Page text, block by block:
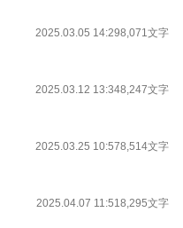
2025.03.05 14:298,071文字
2025.03.12 13:348,247文字
2025.03.25 10:578,514文字
2025.04.07 11:518,295文字